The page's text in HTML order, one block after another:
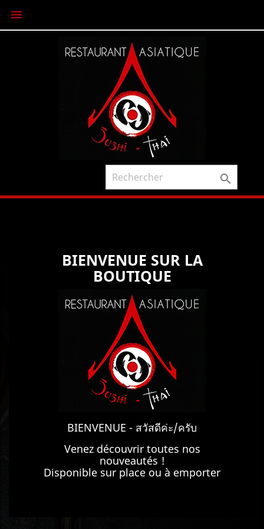


BIENVENUE SUR LA
BOUTIQUE
BIENVENUE - สวัสดีค่ะ/ครับ
Venez découvrir toutes nos
nouveautés !
Disponible sur place ou à emporter